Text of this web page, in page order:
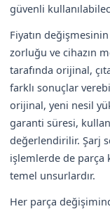
güvenli
Fiyatın
zorluğu ve cihazın
tarafında orijinal,
farklı sonuçlar
orijinal, yeni nesil
garanti süresi,
değerlendirilir. Şarj
işlemlerde de parça
temel unsurlardır.
Her parça